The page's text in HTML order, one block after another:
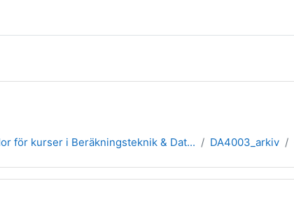
för kurser i Beräkningsteknik & Dat... DA4003_arkiv